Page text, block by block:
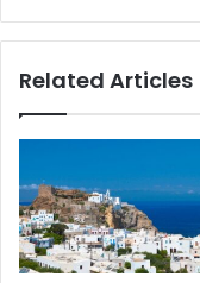
Related Articles